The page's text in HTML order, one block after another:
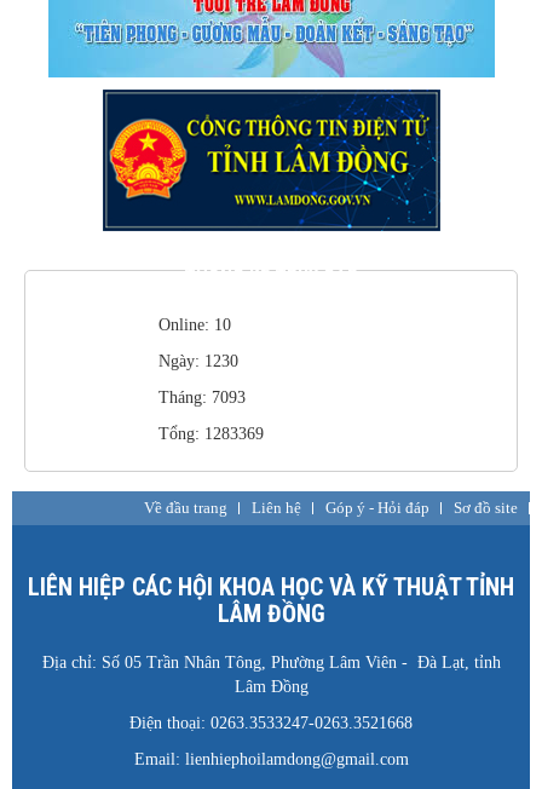
THỐNG KÊ TRUY CẬP
Online: 10
Ngày: 1230
Tháng: 7093
Tổng: 1283369
Về đầu trang Liên hệ Góp ý - Hỏi đáp Sơ đồ site
LIÊN HIỆP CÁC HỘI KHOA HỌC VÀ KỸ THUẬT TỈNH
LÂM ĐỒNG
Địa chỉ: Số 05 Trần Nhân Tông, Phường Lâm Viên - Đà Lạt, tỉnh
Lâm Đồng
Điện thoại: 0263.3533247-0263.3521668
Email: lienhiephoilamdong@gmail.com